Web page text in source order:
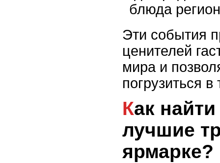
блюда
Эти события
ценителей
мира и
погрузиться
Как найти и купить
лучшие
ярмарке?